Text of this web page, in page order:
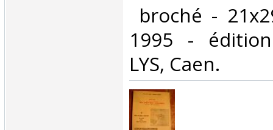
broché -
1995 -
LYS, Caen. ‎